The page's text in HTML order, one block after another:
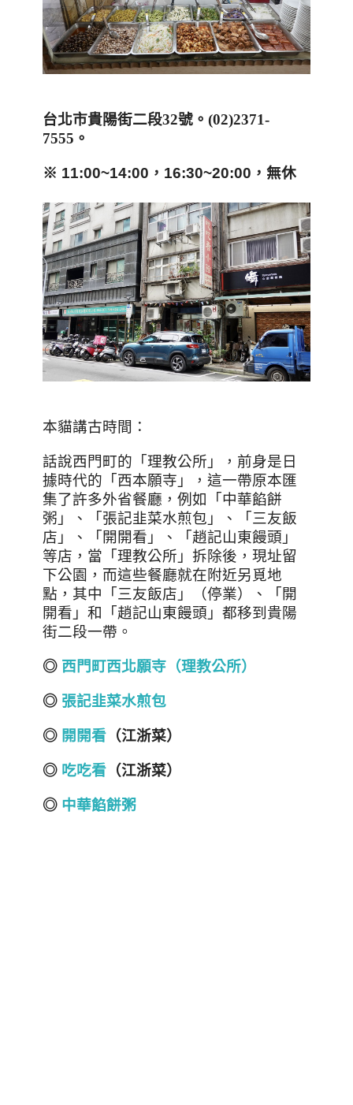
台北市貴陽街二段32號。(02)2371-
7555。
※ 11:00~14:00，16:30~20:00，無休
本貓講古時間：
話說西門町的「理教公所」，前身是日
據時代的「西本願寺」，這一帶原本匯
集了許多外省餐廳，例如「中華餡餅
粥」、「張記韭菜水煎包」、「三友飯
店」、「開開看」、「趙記山東饅頭」
等店，當「理教公所」拆除後，現址留
下公園，而這些餐廳就在附近另覓地
點，其中「三友飯店」（停業）、「開
開看」和「趙記山東饅頭」都移到貴陽
街二段一帶。
◎ 西門町西北願寺（理教公所）
◎ 張記韭菜水煎包
◎ 開開看 （江浙菜）
◎ 吃吃看 （江浙菜）
◎ 中華餡餅粥